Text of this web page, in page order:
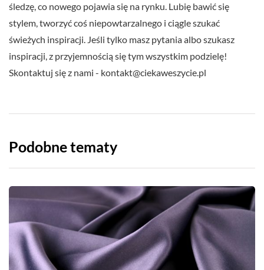
śledzę, co nowego pojawia się na rynku. Lubię bawić się
stylem, tworzyć coś niepowtarzalnego i ciągle szukać
świeżych inspiracji. Jeśli tylko masz pytania albo szukasz
inspiracji, z przyjemnością się tym wszystkim podzielę!
Skontaktuj się z nami - kontakt@ciekaweszycie.pl
Podobne tematy